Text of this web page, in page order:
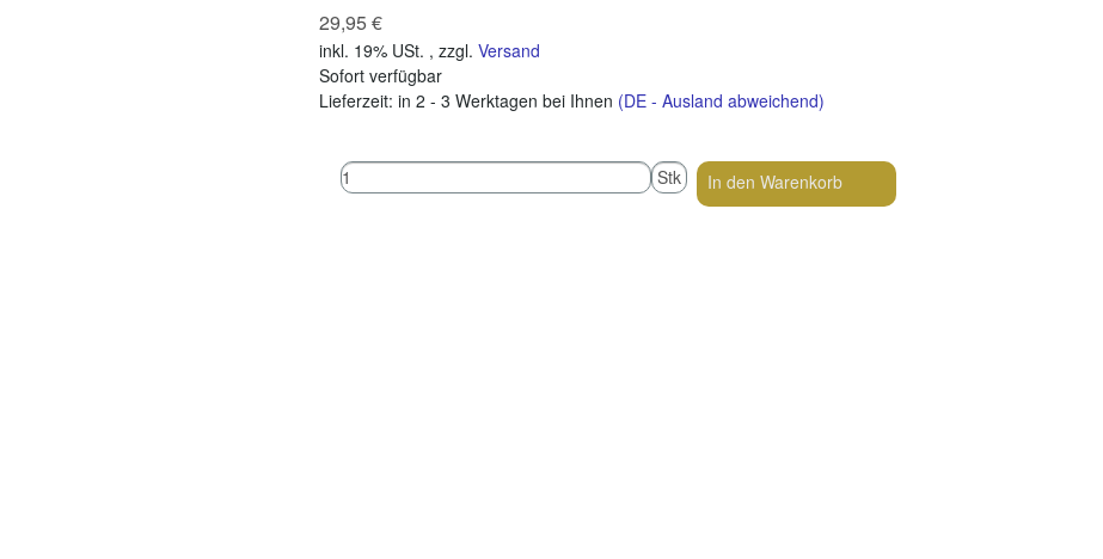
29,95 €
inkl. 19% USt. , zzgl. Versand
Sofort verfügbar
Lieferzeit: in 2 - 3 Werktagen bei Ihnen (DE - Ausland abweichend)
Stk In den Warenkorb